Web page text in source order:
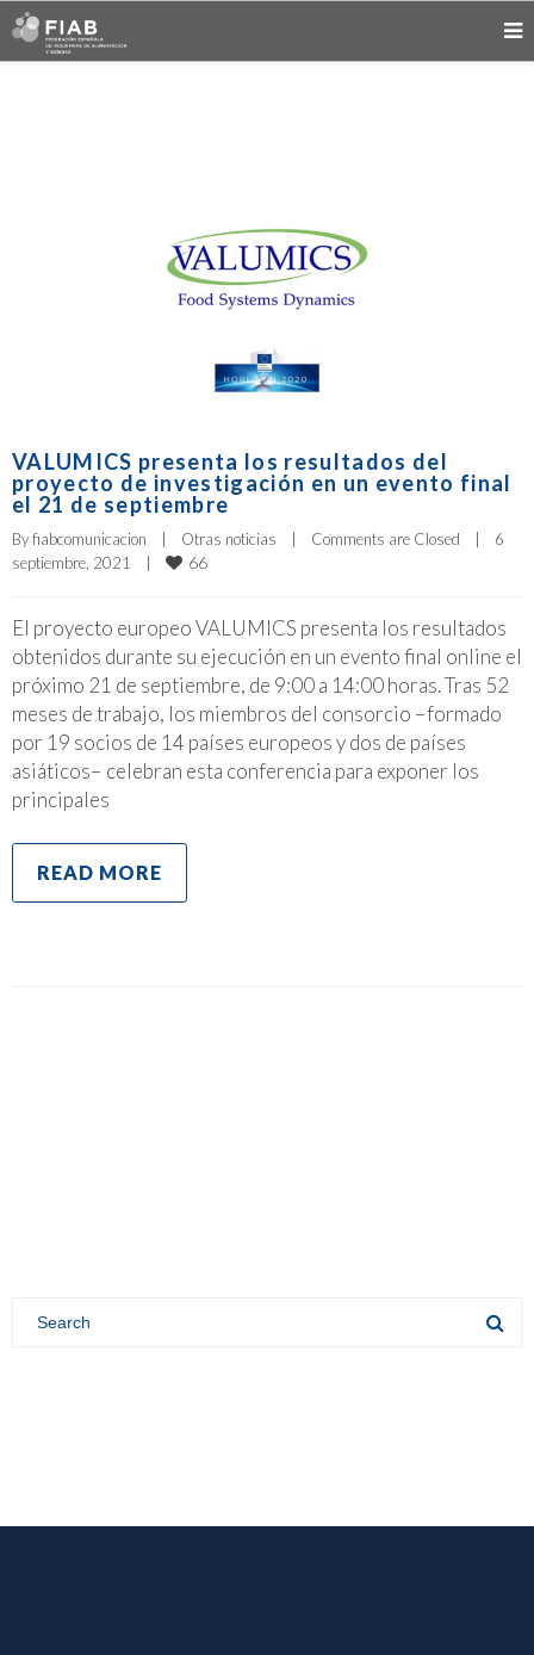
VALUMICS presenta los resultados del
proyecto de investigación en un evento final
el 21 de septiembre
By fiabcomunicacion Otras noticias Comments are Closed
6
septiembre, 2021
66
El proyecto europeo VALUMICS presenta los resultados
obtenidos durante su ejecución en un evento final online el
próximo 21 de septiembre, de 9:00 a 14:00 horas. Tras 52
meses de trabajo, los miembros del consorcio −formado
por 19 socios de 14 países europeos y dos de países
asiáticos− celebran esta conferencia para exponer los
principales
READ MORE